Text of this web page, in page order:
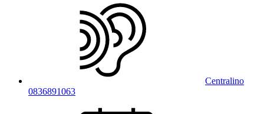
Centralino
0836891063